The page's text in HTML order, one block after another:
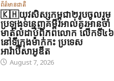
ព័ត៌មានជាតិ
🇰🇭យុវសិស្សកម្ពុជា២រូបចូលរួម
ប្រឡងទន្ទេញគម្ពីរអាល់គូរអានចាំ
មាត់លំដាប់ពិភពលោក លើកទី៤៦
នៅទីក្រុងម៉ាក់កះ ប្រទេស
អារ៉ាប៊ីសាអូឌីត
August 7, 2026